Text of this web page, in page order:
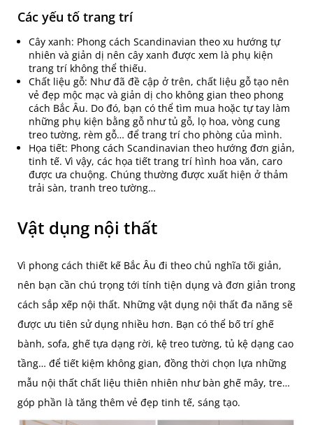
Các yếu tố trang trí
Cây xanh: Phong cách Scandinavian theo xu hướng tự
nhiên và giản dị nên cây xanh được xem là phụ kiện
trang trí không thể thiếu.
Chất liệu gỗ: Như đã đề cập ở trên, chất liệu gỗ tạo nên
vẻ đẹp mộc mạc và giản dị cho không gian theo phong
cách Bắc Âu. Do đó, bạn có thể tìm mua hoặc tự tay làm
những phụ kiện bằng gỗ như tủ gỗ, lọ hoa, vòng cung
treo tường, rèm gỗ… để trang trí cho phòng của mình.
Họa tiết: Phong cách Scandinavian theo hướng đơn giản,
tinh tế. Vì vậy, các họa tiết trang trí hình hoa văn, caro
được ưa chuộng. Chúng thường được xuất hiện ở thảm
trải sàn, tranh treo tường…
Vật dụng nội thất
Vì phong cách thiết kế Bắc Âu đi theo chủ nghĩa tối giản,
nên bạn cần chú trọng tới tính tiện dụng và đơn giản trong
cách sắp xếp nội thất. Những vật dụng nội thất đa năng sẽ
được ưu tiên sử dụng nhiều hơn. Bạn có thể bố trí ghế
bành, sofa, ghế tựa dạng rời, kệ treo tường, tủ kệ dạng cao
tầng… để tiết kiệm không gian, đồng thời chọn lựa những
mẫu nội thất chất liệu thiên nhiên như bàn ghế mây, tre…
góp phần là tăng thêm vẻ đẹp tinh tế, sáng tạo.